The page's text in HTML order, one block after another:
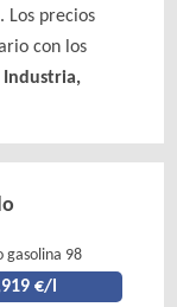
. Los precios
con los
gasolina 98
€/l